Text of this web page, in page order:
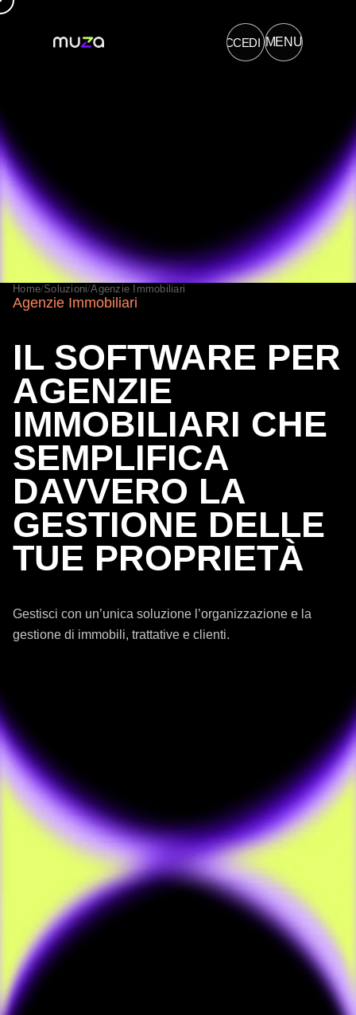
ACCEDI→
MENU
Home/Soluzioni/Agenzie Immobiliari
Agenzie Immobiliari
IL SOFTWARE PER
AGENZIE
IMMOBILIARI CHE
SEMPLIFICA
DAVVERO LA
GESTIONE DELLE
TUE PROPRIETÀ
Gestisci con un’unica soluzione l’organizzazione e la
gestione di immobili, trattative e clienti.